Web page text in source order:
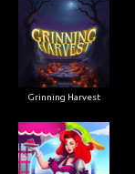
Grinning Harvest